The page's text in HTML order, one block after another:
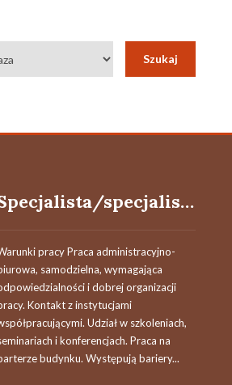
Specjalista/specjalistka
pracy Praca administracyjno-
samodzielna, wymagająca
i dobrej organizacji
Kontakt z instytucjami
Udział w szkoleniach,
i konferencjach. Praca na
budynku. Występują bariery...